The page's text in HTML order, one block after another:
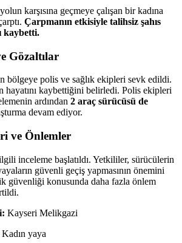
karşısına geçmeye çalışan bir kadına
Çarpmanın etkisiyle talihsiz şahıs
kaybetti.
Gözaltılar
bölgeye polis ve sağlık ekipleri sevk edildi.
hayatını kaybettiğini belirledi. Polis ekipleri
ardından 2 araç sürücüsü de
devam ediyor.
ve Önlemler
inceleme başlatıldı. Yetkililer, sürücülerin
güvenli geçiş yapmasının önemini
güvenliği konusunda daha fazla önlem
Kayseri Melikgazi
Kadın yaya